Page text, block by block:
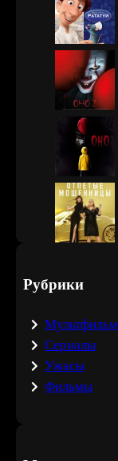
Рубрики
Сериалы
Ужасы
Фильмы